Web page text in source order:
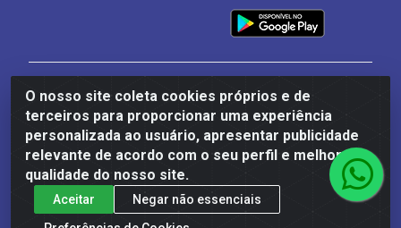
O nosso site coleta cookies próprios e de
terceiros para proporcionar uma experiência
personalizada ao usuário, apresentar publicidade
relevante de acordo com o seu perfil e melhorar a
qualidade do nosso site.
Aceitar
Negar não essenciais
Frinscal - Distribuidora e Importadora de Alimentos
LTDA - Rodovia BR 101 Sul Km 187, 310 Galpão - Santa
Rosa, Palmares/PE - CEP 55540-000 - CNPJ
03.504.437/0001-50